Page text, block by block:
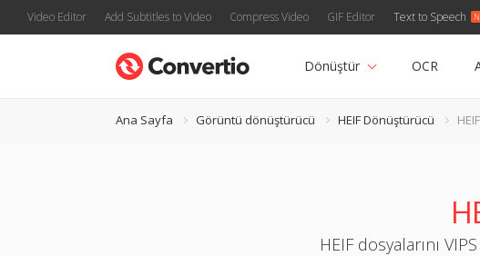
Video Editor Add Subtitles to Video Compress Video GIF Editor Text to Speech
Dönüştür OCR
Ana Sayfa Görüntü dönüştürücü HEIF Dönüştürücü
HEIF dosyalarını